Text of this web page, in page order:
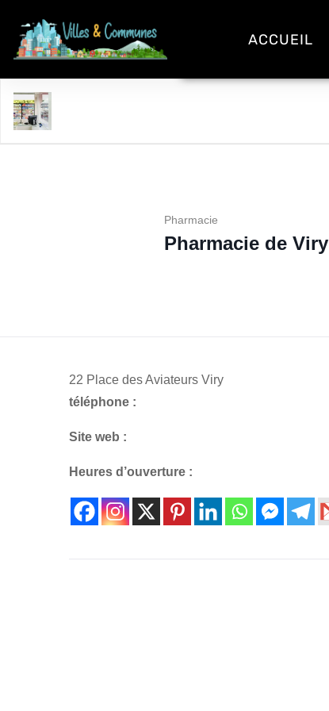
ACCUEIL
Pharmacie
Pharmacie de Viry
22 Place des Aviateurs Viry
téléphone :
Site web :
Heures d’ouverture :